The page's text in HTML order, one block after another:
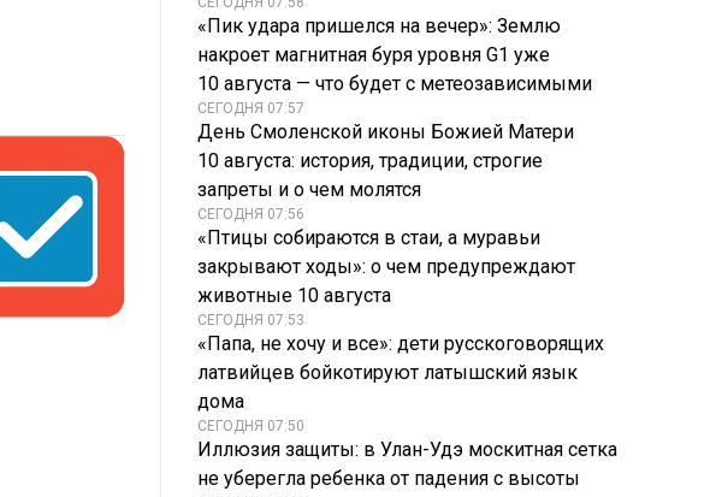
«Пик удара пришелся на вечер»: Землю
накроет магнитная буря уровня G1 уже
10 августа — что будет с метеозависимыми
СЕГОДНЯ 07:57
День Смоленской иконы Божией Матери
10 августа: история, традиции, строгие
запреты и о чем молятся
СЕГОДНЯ 07:56
«Птицы собираются в стаи, а муравьи
закрывают ходы»: о чем предупреждают
животные 10 августа
СЕГОДНЯ 07:53
«Папа, не хочу и все»: дети русскоговорящих
латвийцев бойкотируют латышский язык
дома
СЕГОДНЯ 07:50
Иллюзия защиты: в Улан-Удэ москитная сетка
не уберегла ребенка от падения с высоты